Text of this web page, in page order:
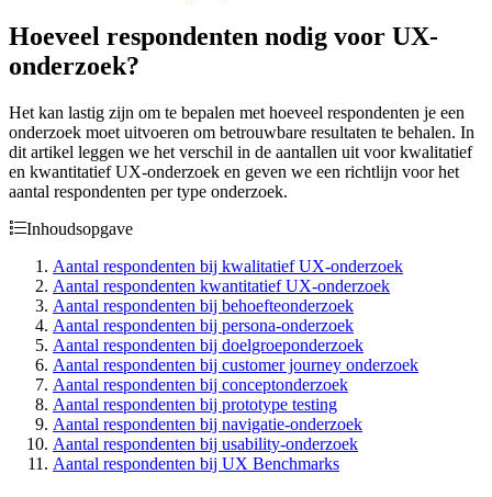
Hoeveel respondenten nodig voor UX-
onderzoek?
Het kan lastig zijn om te bepalen met hoeveel respondenten je een
onderzoek moet uitvoeren om betrouwbare resultaten te behalen. In
dit artikel leggen we het verschil in de aantallen uit voor kwalitatief
en kwantitatief UX-onderzoek en geven we een richtlijn voor het
aantal respondenten per type onderzoek.
Inhoudsopgave
Aantal respondenten bij kwalitatief UX-onderzoek
Aantal respondenten kwantitatief UX-onderzoek
Aantal respondenten bij behoefteonderzoek
Aantal respondenten bij persona-onderzoek
Aantal respondenten bij doelgroeponderzoek
Aantal respondenten bij customer journey onderzoek
Aantal respondenten bij conceptonderzoek
Aantal respondenten bij prototype testing
Aantal respondenten bij navigatie-onderzoek
Aantal respondenten bij usability-onderzoek
Aantal respondenten bij UX Benchmarks